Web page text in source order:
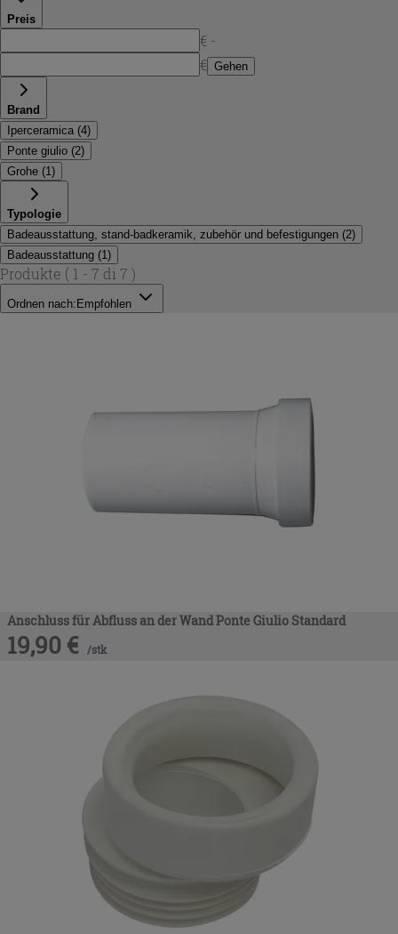
Preis
€ -
€ Gehen
Brand
Iperceramica (4)
Ponte giulio (2)
Grohe (1 )
Typologie
Badeausstattung, stand-badkeramik, zubehör und befestigungen (2)
Badeausstattung (1 )
Produkte ( 1 - 7 di 7 )
Ordnen nach: Empfohlen
Anschluss für Abfluss an der Wand Ponte Giulio Standard
19,90 € /stk